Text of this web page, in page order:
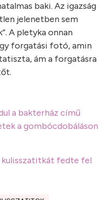
baki. Az igazság
jelenetben sem
A pletyka onnan
forgatási fotó, amin
ám a forgatásra
a bakterház című
a gombócdobáláson
kulisszatitkát fedte fel